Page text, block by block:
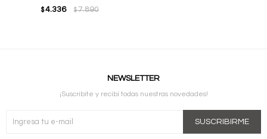
$ 4.336 $7.890
NEWSLETTER
¡Suscribite y recibí todas nuestras novedades!
SUSCRIBIRME